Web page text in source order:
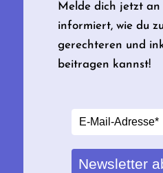
Melde dich jetzt
informiert, wie du
gerechteren und
beitragen kannst!
Newsletter